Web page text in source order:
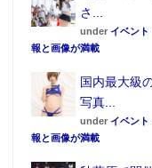
さ...
under イベント
報と画像が満載
国内最大級
写真...
under イベント
報と画像が満載